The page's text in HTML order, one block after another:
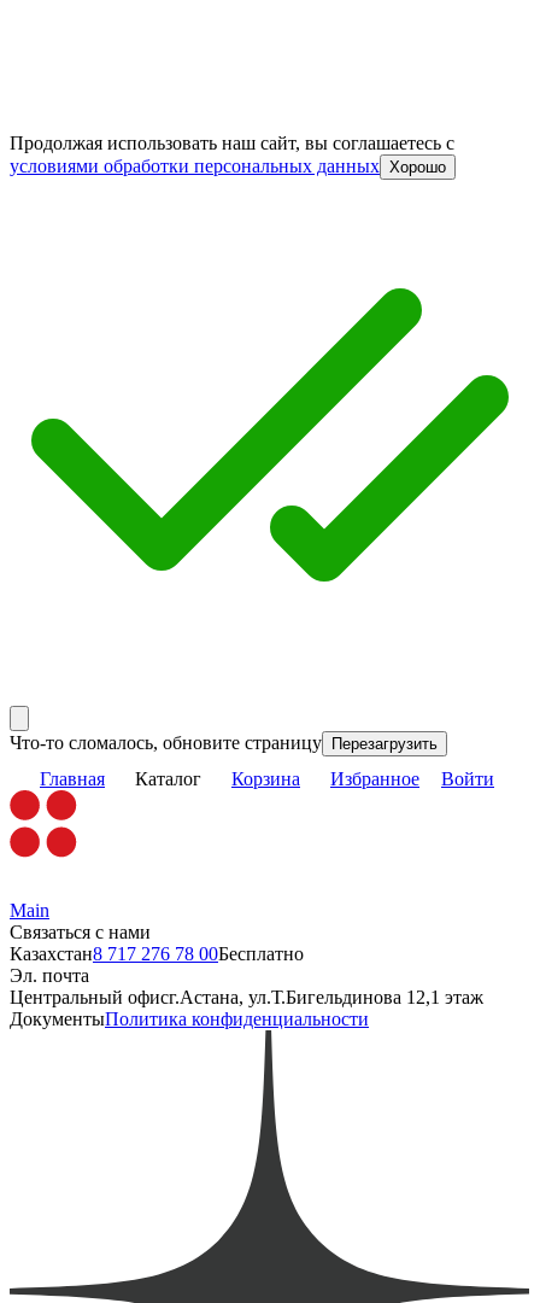
Продолжая использовать наш сайт, вы соглашаетесь c
условиями обработки персональных данных Хорошо
Что-то сломалось, обновите страницу Перезагрузить
Главная Каталог Корзина Избранное Войти
Main
Связаться с нами
Казахстан8 717 276 78 00Бесплатно
Эл. почта
Центральный офисг.Астана, ул.Т.Бигельдинова 12,1 этаж
ДокументыПолитика конфиденциальности